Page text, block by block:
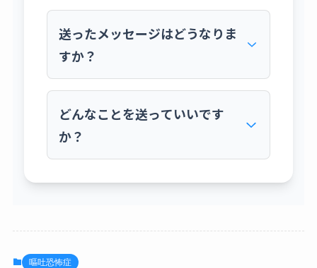
はい、完全に匿名です。マシュマロという外
部サービスを利用しており、私にはIPアドレ
スなど、あなたを特定できる情報は一切伝わ
りません。安心してご利用ください。
送ったメッセージはどうなりま
すか？
いただいたメッセージは、すべて私が大切に
読ませていただきます。内容によっては、個
人が特定されない形で、ブログ記事のテーマ
として取り上げさせていただいたり、お答え
束できませんが、ご了承ください。
どんなことを送っていいです
か？
判断した言葉や、攻撃的なメッセージは私に
届かない仕組みになっています。
嘔吐恐怖症